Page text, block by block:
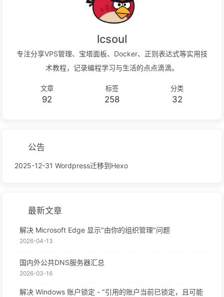
lcsoul
专注分享VPS管理、宝塔面板、Docker、正则表达式等实用技
术教程，记录编程学习与生活的点点滴滴。
文章
92
标签
258
分类
32
公告
2025-12-31 Wordpress迁移到Hexo
最新文章
解决 Microsoft Edge 显示"由你的组织管理"问题
2026-04-13
国内外公共DNS服务器汇总
2026-03-16
解决 Windows 账户锁定 - "引用的账户当前已锁定，且可能